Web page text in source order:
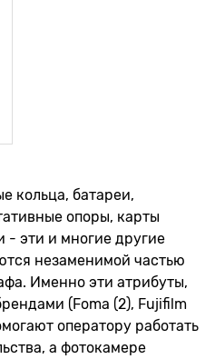
кольца, батареи,
опоры, карты
- эти и многие другие
незаменимой частью
Именно эти атрибуты,
(Foma (2), Fujifilm
оператору работать
а фотокамере